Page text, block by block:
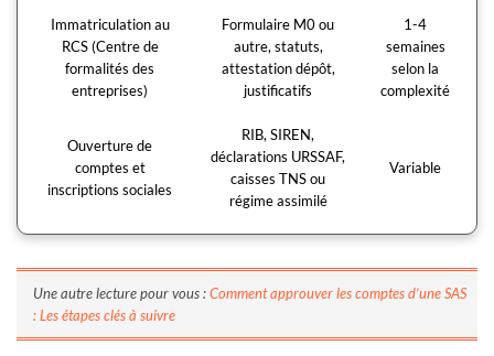
Immatriculation au
RCS (Centre de
formalités des
entreprises)
Formulaire M0 ou
autre, statuts,
attestation dépôt,
justificatifs
1-4
semaines
selon la
complexité
Ouverture de
comptes et
inscriptions sociales
RIB, SIREN,
déclarations URSSAF,
caisses TNS ou
régime assimilé
Variable
Une autre lecture pour vous :Comment approuver les comptes d’une SAS
: Les étapes clés à suivre